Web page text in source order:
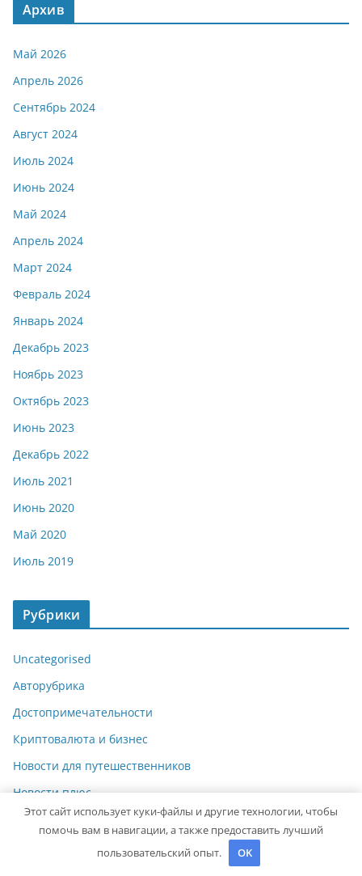
Архив
Май 2026
Апрель 2026
Сентябрь 2024
Август 2024
Июль 2024
Июнь 2024
Май 2024
Апрель 2024
Март 2024
Февраль 2024
Январь 2024
Декабрь 2023
Ноябрь 2023
Октябрь 2023
Июнь 2023
Декабрь 2022
Июль 2021
Июнь 2020
Май 2020
Июль 2019
Рубрики
Uncategorised
Авторубрика
Достопримечательности
Криптовалюта и бизнес
Новости для путешественников
Новости плюс
Питаемся в путешествии
Этот сайт использует куки-файлы и другие технологии, чтобы
помочь вам в навигации, а также предоставить лучший
пользовательский опыт.
OK